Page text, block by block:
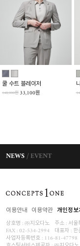
쿨 수트 블레이저
148,000원 33,100원
NEWS EVENT
이용안내 이용약관 개인정
상호명 : ㈜지오다노 주소 : 서
FAX : 02-534-2994 대표자 : 한
사업자등록번호 : 116-81-47798